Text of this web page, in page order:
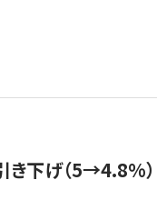
き下げ（5→4.8%）